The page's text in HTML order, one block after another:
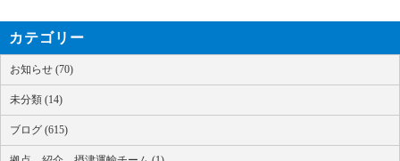
カテゴリー
お知らせ (70)
未分類 (14)
ブログ (615)